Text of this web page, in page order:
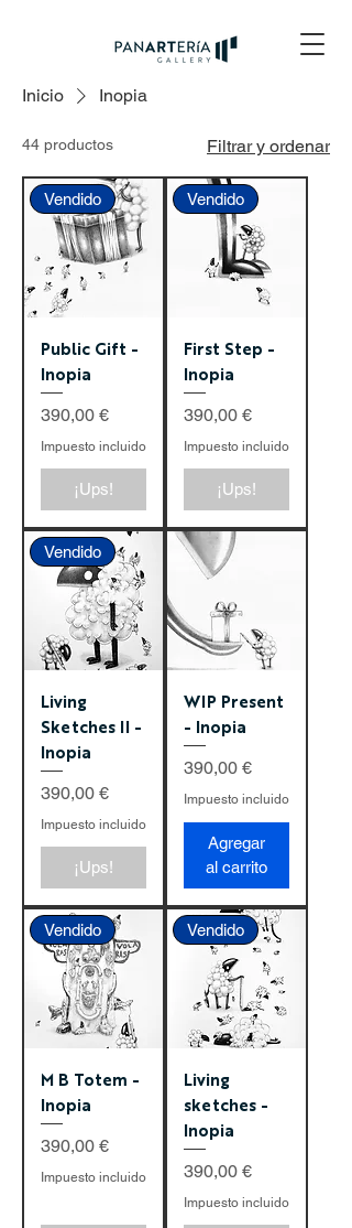
Inicio Inopia
44 productos Filtrar y ordenar
Vendido
Public Gift -
Inopia
Precio
390,00 €
Impuesto incluido
¡Ups!
Vendido
First Step -
Inopia
Precio
390,00 €
Impuesto incluido
¡Ups!
Vendido
Living
Sketches II -
Inopia
Precio
390,00 €
Impuesto incluido
¡Ups!
WIP Present
- Inopia
Precio
390,00 €
Impuesto incluido
Agregar
al carrito
Vendido
M B Totem -
Inopia
Precio
390,00 €
Impuesto incluido
Vendido
Living
sketches -
Inopia
Precio
390,00 €
Impuesto incluido